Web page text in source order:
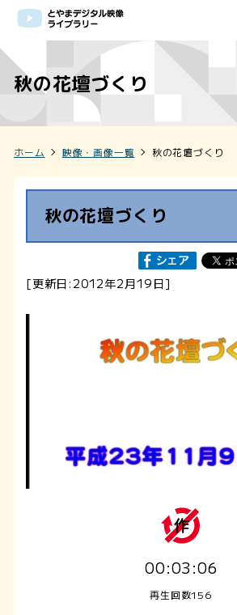
秋の花壇づくり
ホーム 映像・画像一覧 秋の花壇づくり
秋の花壇づくり
[更新日:2012年2月19日]
00:03:06
再生回数156